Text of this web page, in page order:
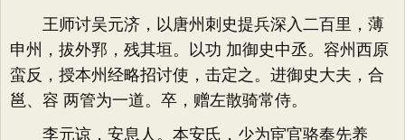
王师讨吴元济，以唐州刺史提兵深入二百里，薄
申州，拔外郛，残其垣。以功 加御史中丞。容州西原
蛮反，授本州经略招讨使，击定之。进御史大夫，合
邕、容 两管为一道。卒，赠左散骑常侍。
李元谅，安息人。本安氏，少为宦官骆奉先养